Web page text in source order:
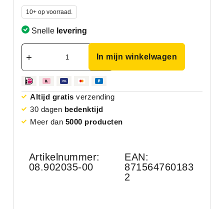
10+ op voorraad.
Snelle levering
In mijn winkelwagen
Altijd gratis verzending
30 dagen bedenktijd
Meer dan 5000 producten
Artikelnummer:
08.902035-00
EAN:
871564760183
2